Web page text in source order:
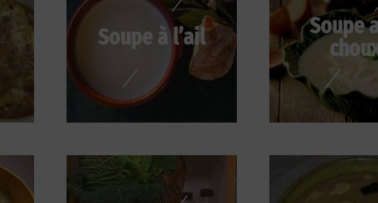
Soupe à l’ail
Soupe